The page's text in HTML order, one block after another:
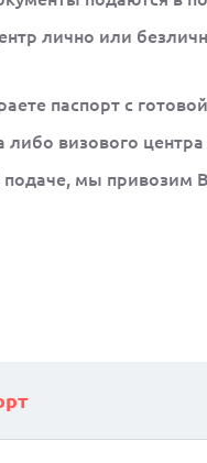
лично или
паспорт с
либо визового
подаче, мы привозим